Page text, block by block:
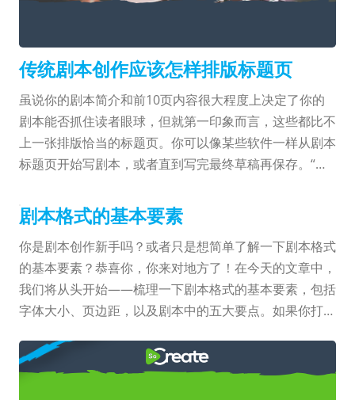
传统剧本创作应该怎样排版标题页
虽说你的剧本简介和前10页内容很大程度上决定了你的
剧本能否抓住读者眼球，但就第一印象而言，这些都比不
上一张排版恰当的标题页。你可以像某些软件一样从剧本
标题页开始写剧本，或者直到写完最终草稿再保存。“留
的标题页并留下很好的第一印象吗？不要怕！你已经来对
地方了，根据电影业专家的意见，我们将把所有标题页上
需要和不需要的信息都告诉你。跟其他内容一样，你的标
题页也应该用12号Courier字体。我们……
剧本格式的基本要素
你是剧本创作新手吗？或者只是想简单了解一下剧本格式
的基本要素？恭喜你，你来对地方了！在今天的文章中，
我们将从头开始——梳理一下剧本格式的基本要素，包括
字体大小、页边距，以及剧本中的五大要点。如果你打算
正确的剧本格式能够留下良好的第一印象，并最大限度吸
引读者的阅读兴趣。大部分的剧本创作软件，包括我们即
如何